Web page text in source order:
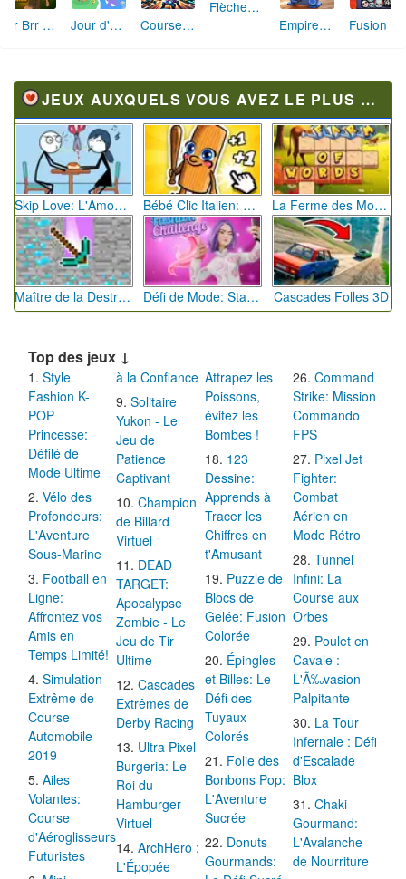
Brr Brr Patapim: Le Défi Parkour Délirant Jour d'Aventure: Puzzles en Plein Air Course Mathématique: La Vitesse par les Chiffres
Flèches Rusées 2 : Visez Juste et Défiez la Rotation!
Empire Fitness - Simulateur de Salle de Sport
JEUX AUXQUELS VOUS AVEZ LE PLUS JOUÉ
Skip Love: L'Amour en Péril Bébé Clic Italien: La Folie des Petits Bambins La Ferme des Mots - Cultivez votre Vocabulaire
Maître de la Destruction: Fusion de Pioches Défi de Mode: Star du Podium Cascades Folles 3D
Top des jeux ↓
Style
Fashion K-
POP
Princesse:
Défilé de
Mode Ultime
Vélo des
Profondeurs:
L'Aventure
Sous-Marine
Football en
Ligne:
Affrontez vos
Amis en
Temps Limité!
Simulation
Extrême de
Course
Automobile
2019
Ailes
Volantes:
Course
d'Aéroglisseurs
Futuristes
à la Confiance
Solitaire
Yukon - Le
Jeu de
Patience
Captivant
Champion
de Billard
Virtuel
DEAD
TARGET:
Apocalypse
Zombie - Le
Jeu de Tir
Ultime
Cascades
Extrêmes de
Derby Racing
Ultra Pixel
Burgeria: Le
Roi du
Hamburger
Virtuel
ArchHero :
L'Épopée
Attrapez les
Poissons,
évitez les
Bombes !
123
Dessine:
Apprends à
Tracer les
Chiffres en
t'Amusant
Puzzle de
Blocs de
Gelée: Fusion
Colorée
Épingles
et Billes: Le
Défi des
Tuyaux
Colorés
Folie des
Bonbons Pop:
L'Aventure
Sucrée
Donuts
Gourmands:
Command
Strike: Mission
Commando
FPS
Pixel Jet
Fighter:
Combat
Aérien en
Mode Rétro
Tunnel
Infini: La
Course aux
Orbes
Poulet en
Cavale :
L'Ã‰vasion
Palpitante
La Tour
Infernale : Défi
d'Escalade
Blox
Chaki
Gourmand:
L'Avalanche
de Nourriture